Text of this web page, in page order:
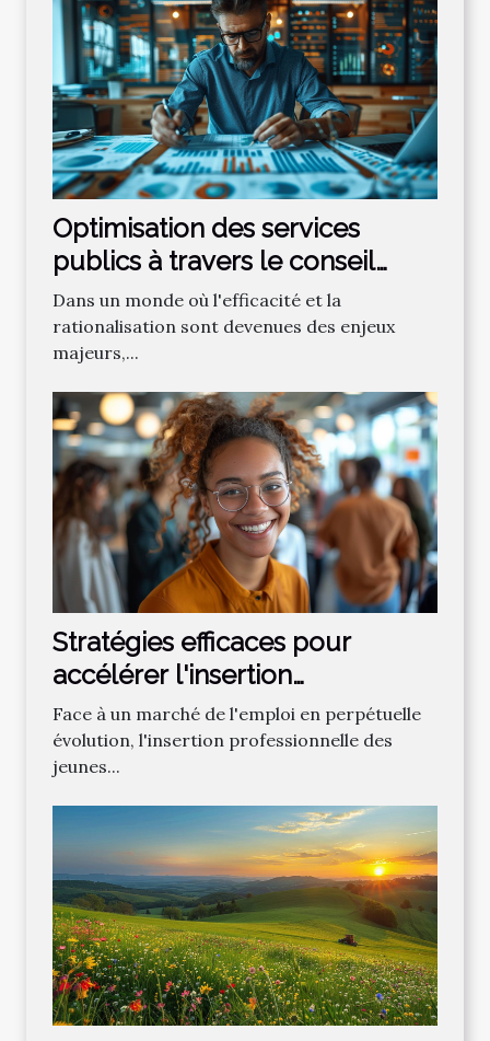
Optimisation des services
publics à travers le conseil
spécialisé en gestion
Dans un monde où l'efficacité et la
rationalisation sont devenues des enjeux
majeurs,...
Stratégies efficaces pour
accélérer l'insertion
professionnelle des jeunes
Face à un marché de l'emploi en perpétuelle
évolution, l'insertion professionnelle des
jeunes...